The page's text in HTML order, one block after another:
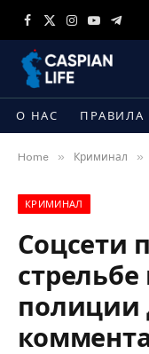
Facebook
X
Instagram
YouTube
О НАС ПРАВИЛА
Home » Криминал »
КРИМИНАЛ
Соцсети
полиции